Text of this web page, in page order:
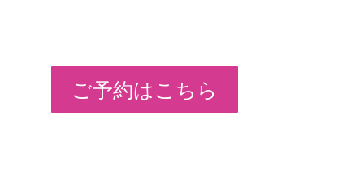
ご予約はこちら